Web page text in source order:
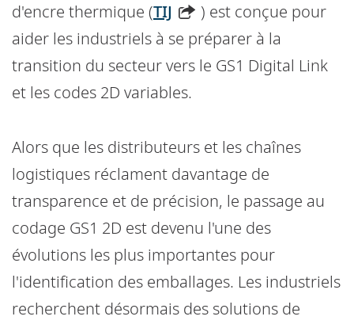
d'encre thermique (TIJ
) est conçue pour
aider les industriels à se préparer à la
transition du secteur vers le GS1 Digital Link
et les codes 2D variables.
Alors que les distributeurs et les chaînes
logistiques réclament davantage de
transparence et de précision, le passage au
codage GS1 2D est devenu l'une des
évolutions les plus importantes pour
l'identification des emballages. Les industriels
recherchent désormais des solutions de